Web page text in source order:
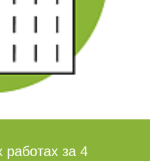
за 4